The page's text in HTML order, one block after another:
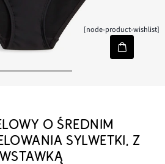
[node-product-wishlist]
O ŚREDNIM
SYLWETKI, Z